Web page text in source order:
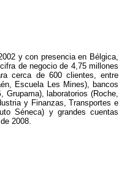
y con presencia en Bélgica,
de negocio de 4,75 millones
cerca de 600 clientes, entre
Escuela Les Mines), bancos
Grupama), laboratorios (Roche,
y Finanzas, Transportes e
Séneca) y grandes cuentas
2008.